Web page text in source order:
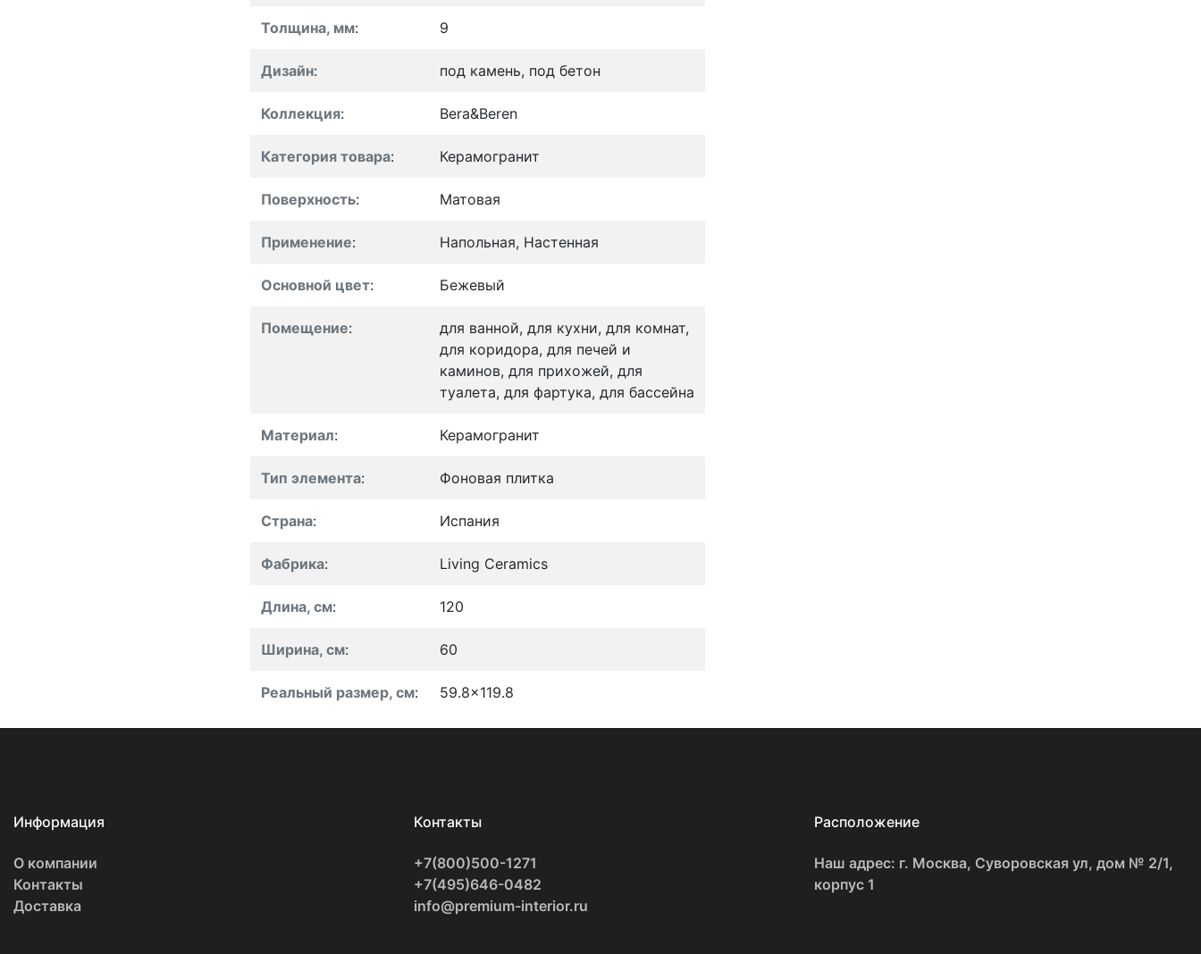
Толщина, мм: 9
Дизайн: под камень, под бетон
Коллекция: Bera&Beren
Категория товара: Керамогранит
Поверхность: Матовая
Применение: Напольная, Настенная
Основной цвет: Бежевый
Помещение:
для ванной, для кухни, для комнат,
для коридора, для печей и
каминов, для прихожей, для
туалета, для фартука, для бассейна
Материал: Керамогранит
Тип элемента: Фоновая плитка
Страна: Испания
Фабрика: Living Ceramics
Длина, см: 120
Ширина, см: 60
Реальный размер, см: 59.8x119.8
Информация
О компании
Контакты
Доставка
Контакты
+7(800)500-1271
+7(495)646-0482
info@premium-interior.ru
Расположение
Наш адрес: г. Москва, Суворовская ул, дом № 2/1,
корпус 1